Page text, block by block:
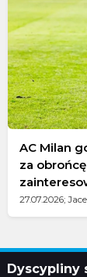
AC Milan
za
27.07.2026;
Dyscypliny